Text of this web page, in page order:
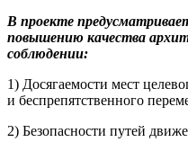
В проекте
повышению качества
соблюдении:
1) Досягаемости мест
и беспрепятственного
2) Безопасности путей